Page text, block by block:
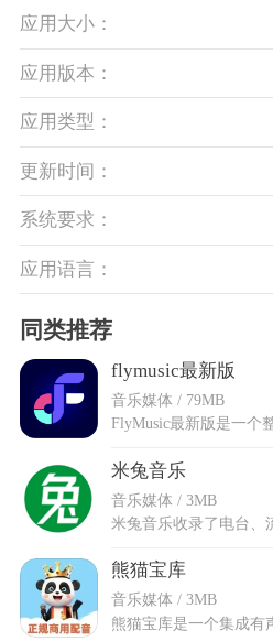
应用大小：
应用版本：
应用类型：
更新时间：
系统要求：
应用语言：
同类推荐
flymusic最新版
音乐媒体 / 79MB
米兔音乐
音乐媒体 / 3MB
熊猫宝库
音乐媒体 / 3MB